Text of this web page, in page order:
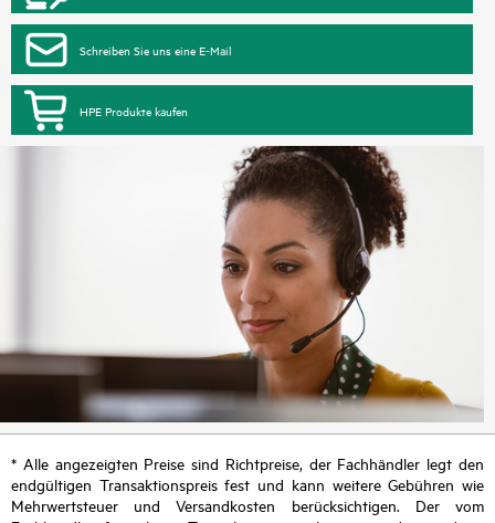
Schreiben Sie uns eine E-Mail
HPE Produkte kaufen
* Alle angezeigten Preise sind Richtpreise, der Fachhändler legt den
endgültigen Transaktionspreis fest und kann weitere Gebühren wie
Mehrwertsteuer und Versandkosten berücksichtigen. Der vom